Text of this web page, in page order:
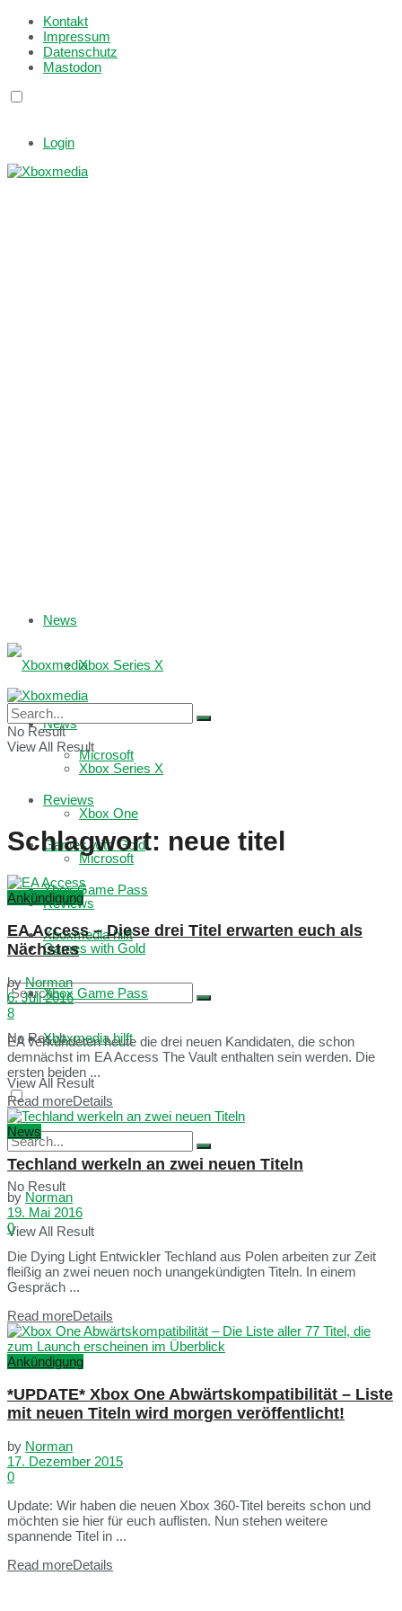
Kontakt
Impressum
Datenschutz
Mastodon
Login
News
Xbox Series X
Microsoft
Reviews
Games with Gold
Xbox Game Pass
Xboxmedia hilft
No Result
View All Result
News
Xbox Series X
Xbox One
Microsoft
Reviews
Games with Gold
Xbox Game Pass
Xboxmedia hilft
No Result
View All Result
No Result
View All Result
Schlagwort: neue titel
Ankündigung
EA Access – Diese drei Titel erwarten euch als
Nächstes
by Norman
6. Juli 2016
8
EA verkündeten heute die drei neuen Kandidaten, die schon
demnächst im EA Access The Vault enthalten sein werden. Die
ersten beiden ...
Read moreDetails
News
Techland werkeln an zwei neuen Titeln
by Norman
19. Mai 2016
0
Die Dying Light Entwickler Techland aus Polen arbeiten zur Zeit
fleißig an zwei neuen noch unangekündigten Titeln. In einem
Gespräch ...
Read moreDetails
Ankündigung
*UPDATE* Xbox One Abwärtskompatibilität – Liste
mit neuen Titeln wird morgen veröffentlicht!
by Norman
17. Dezember 2015
0
Update: Wir haben die neuen Xbox 360-Titel bereits schon und
möchten sie hier für euch auflisten. Nun stehen weitere
spannende Titel in ...
Read moreDetails